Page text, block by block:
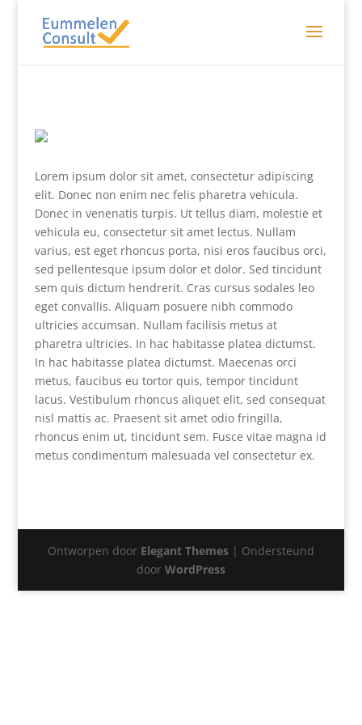
Lorem ipsum dolor sit amet, consectetur adipiscing
elit. Donec non enim nec felis pharetra vehicula.
Donec in venenatis turpis. Ut tellus diam, molestie et
vehicula eu, consectetur sit amet lectus. Nullam
varius, est eget rhoncus porta, nisi eros faucibus orci,
sed pellentesque ipsum dolor et dolor. Sed tincidunt
sem quis dictum hendrerit. Cras cursus sodales leo
eget convallis. Aliquam posuere nibh commodo
ultricies accumsan. Nullam facilisis metus at
pharetra ultricies. In hac habitasse platea dictumst.
In hac habitasse platea dictumst. Maecenas orci
metus, faucibus eu tortor quis, tempor tincidunt
lacus. Vestibulum rhoncus aliquet elit, sed consequat
nisl mattis ac. Praesent sit amet odio fringilla,
rhoncus enim ut, tincidunt sem. Fusce vitae magna id
metus condimentum malesuada vel consectetur ex.
Ontworpen door Elegant Themes| Ondersteund
door WordPress